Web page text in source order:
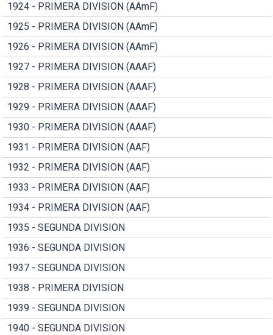
1924 - PRIMERA DIVISION (AAmF)
1925 - PRIMERA DIVISION (AAmF)
1926 - PRIMERA DIVISION (AAmF)
1927 - PRIMERA DIVISION (AAAF)
1928 - PRIMERA DIVISION (AAAF)
1929 - PRIMERA DIVISION (AAAF)
1930 - PRIMERA DIVISION (AAAF)
1931 - PRIMERA DIVISION (AAF)
1932 - PRIMERA DIVISION (AAF)
1933 - PRIMERA DIVISION (AAF)
1934 - PRIMERA DIVISION (AAF)
1935 - SEGUNDA DIVISION
1936 - SEGUNDA DIVISION
1937 - SEGUNDA DIVISION
1938 - PRIMERA DIVISION
1939 - SEGUNDA DIVISION
1940 - SEGUNDA DIVISION